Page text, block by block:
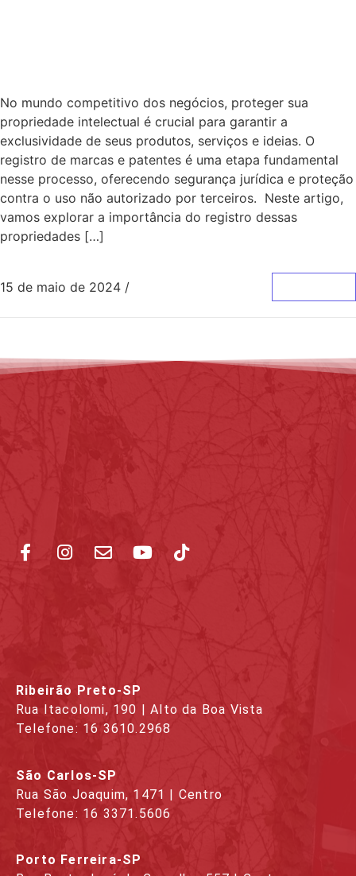
No mundo competitivo dos negócios, proteger sua
propriedade intelectual é crucial para garantir a
exclusividade de seus produtos, serviços e ideias. O
registro de marcas e patentes é uma etapa fundamental
nesse processo, oferecendo segurança jurídica e proteção
contra o uso não autorizado por terceiros. Neste artigo,
vamos explorar a importância do registro dessas
propriedades […]
15 de maio de 2024 /
Ribeirão Preto-SP
Rua Itacolomi, 190 | Alto da Boa Vista
Telefone: 16 3610.2968
São Carlos-SP
Rua São Joaquim, 1471 | Centro
Telefone: 16 3371.5606
Porto Ferreira-SP